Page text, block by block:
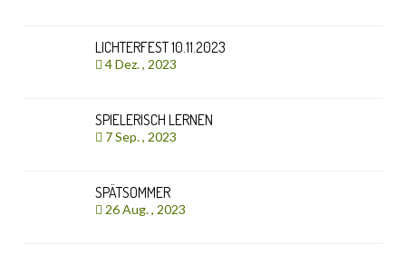
LICHTERFEST 10.11.2023
4 Dez. , 2023
SPIELERISCH LERNEN
7 Sep. , 2023
SPÄTSOMMER
26 Aug. , 2023